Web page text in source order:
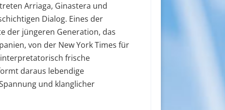
Arriaga, Ginastera und
Dialog. Eines der
der jüngeren Generation, das
von der New York Times für
frische
daraus lebendige
und klanglicher